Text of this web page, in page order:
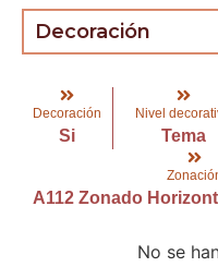
Decoración
Decoración
Si
Nivel
Tema
A112 Zonado
No se